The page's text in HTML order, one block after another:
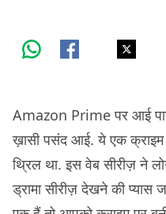
Amazon Prime पर आई
ख़ासी पसंद आई. ये एक क्राइम
थ्रिल था. इस वेब सीरीज़ ने
ड्रामा सीरीज़ देखने की प्यास